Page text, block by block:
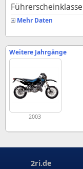
Führerscheinklasse
Mehr Daten
Weitere Jahrgänge
2003
2ri.de